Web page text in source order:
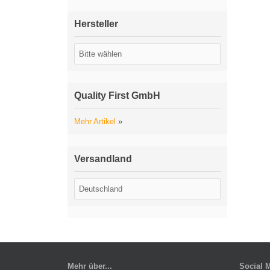
Hersteller
Quality First GmbH
Mehr Artikel »
Versandland
Mehr über... Social